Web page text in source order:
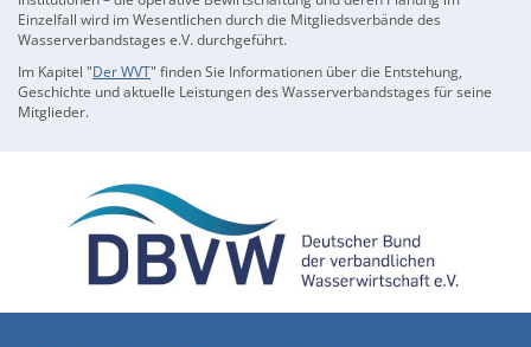
Einzelfall wird im Wesentlichen durch die Mitgliedsverbände des
Wasserverbandstages e.V. durchgeführt.
Im Kapitel "Der WVT" finden Sie Informationen über die Entstehung,
Geschichte und aktuelle Leistungen des Wasserverbandstages für seine
Mitglieder.